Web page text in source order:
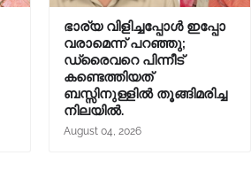
ഭാര്യ വിളിച്ചപ്പോള്‍ ഇപ്പോ
വരാമെന്ന് പറഞ്ഞു;
ഡ്രൈവറെ പിന്നീട്
കണ്ടെത്തിയത്
ബസ്സിനുള്ളില്‍ തൂങ്ങിമരിച്ച
നിലയിൽ.
August 04, 2026